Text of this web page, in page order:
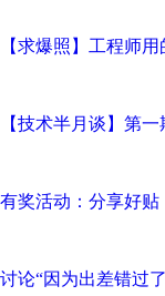
【求爆照】工程师
【技术半月谈】第
有奖活动：分享好贴
讨论“因为出差错过